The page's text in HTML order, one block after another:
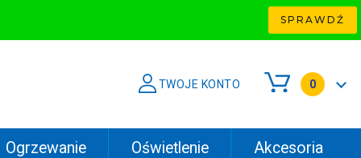
SPRAWDŹ
TWOJE KONTO 0
Ogrzewanie Oświetlenie Akcesoria